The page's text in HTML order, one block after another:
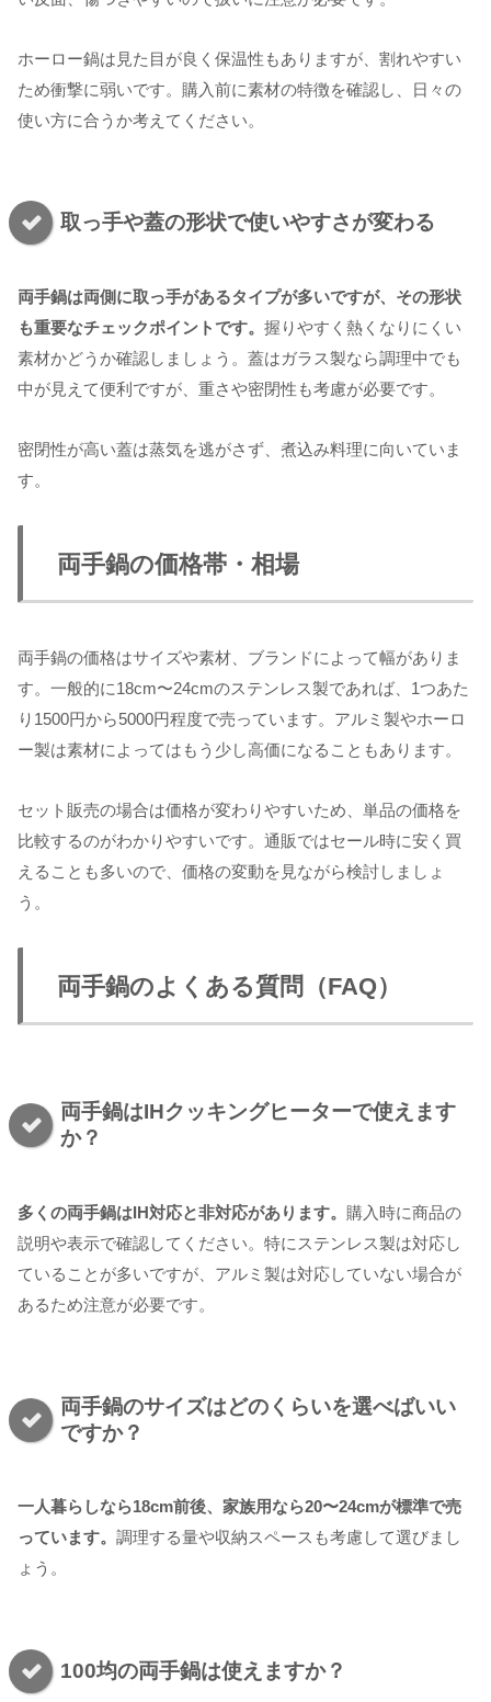
ホーロー鍋は見た目が良く保温性もありますが、割れやすい
ため衝撃に弱いです。購入前に素材の特徴を確認し、日々の
使い方に合うか考えてください。
取っ手や蓋の形状で使いやすさが変わる
両手鍋は両側に取っ手があるタイプが多いですが、その形状
も重要なチェックポイントです。 握りやすく熱くなりにくい
素材かどうか確認しましょう。蓋はガラス製なら調理中でも
中が見えて便利ですが、重さや密閉性も考慮が必要です。
密閉性が高い蓋は蒸気を逃がさず、煮込み料理に向いていま
す。
両手鍋の価格帯・相場
両手鍋の価格はサイズや素材、ブランドによって幅がありま
す。一般的に18cm〜24cmのステンレス製であれば、1つあた
り1500円から5000円程度で売っています。アルミ製やホーロ
ー製は素材によってはもう少し高価になることもあります。
セット販売の場合は価格が変わりやすいため、単品の価格を
比較するのがわかりやすいです。通販ではセール時に安く買
えることも多いので、価格の変動を見ながら検討しましょ
う。
両手鍋のよくある質問（FAQ）
両手鍋はIHクッキングヒーターで使えます
か？
多くの両手鍋はIH対応と非対応があります。 購入時に商品の
説明や表示で確認してください。特にステンレス製は対応し
ていることが多いですが、アルミ製は対応していない場合が
あるため注意が必要です。
両手鍋のサイズはどのくらいを選べばいい
ですか？
一人暮らしなら18cm前後、家族用なら20〜24cmが標準で売
っています。 調理する量や収納スペースも考慮して選びまし
ょう。
100均の両手鍋は使えますか？